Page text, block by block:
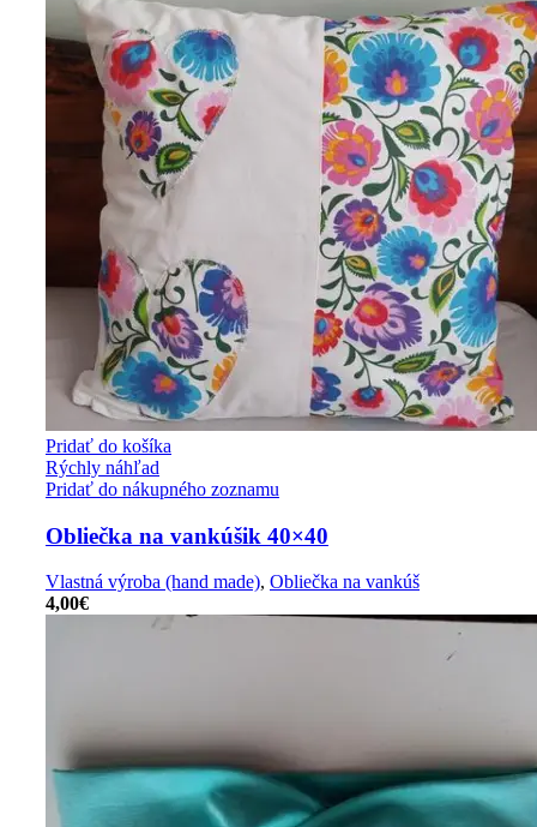
Pridať do košíka
Rýchly náhľad
Pridať do nákupného zoznamu
Obliečka na vankúšik 40×40
Vlastná výroba (hand made), Obliečka na vankúš
4,00€